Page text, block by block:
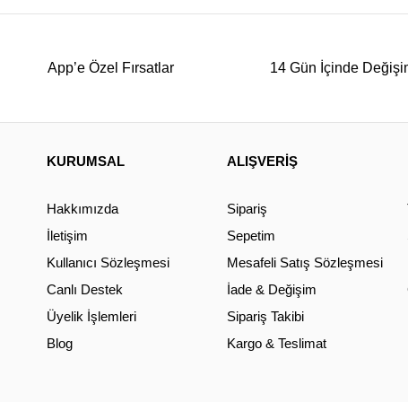
App’e Özel Fırsatlar 14 Gün İçinde
KURUMSAL
Hakkımızda
İletişim
Kullanıcı Sözleşmesi
Canlı Destek
Üyelik İşlemleri
Blog
ALIŞVERİŞ
Sipariş
Sepetim
Mesafeli Satış Sözleşmesi
İade & Değişim
Sipariş Takibi
Kargo & Teslimat